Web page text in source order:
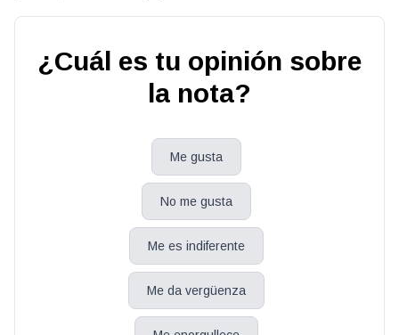
¿Cuál es tu opinión sobre
la nota?
Me gusta
No me gusta
Me es indiferente
Me da vergüenza